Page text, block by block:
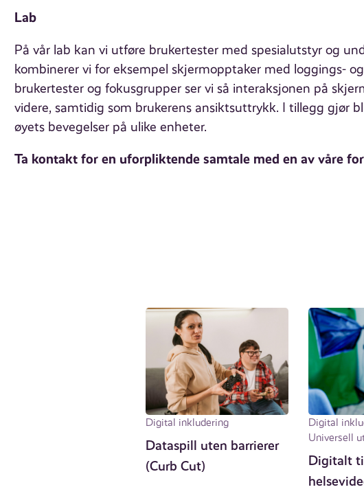
Lab
På vår lab kan vi utføre brukertester med spesialutstyr og
kombinerer vi for eksempel skjermopptaker med loggings-
brukertester og fokusgrupper ser vi så interaksjonen på
videre, samtidig som brukerens ansiktsuttrykk. I tillegg gjør
øyets bevegelser på ulike enheter.
Ta kontakt for en uforpliktende samtale med en av våre
Digital inkludering
Dataspill uten barrierer
(Curb Cut)
Digital
Universell
Digitalt